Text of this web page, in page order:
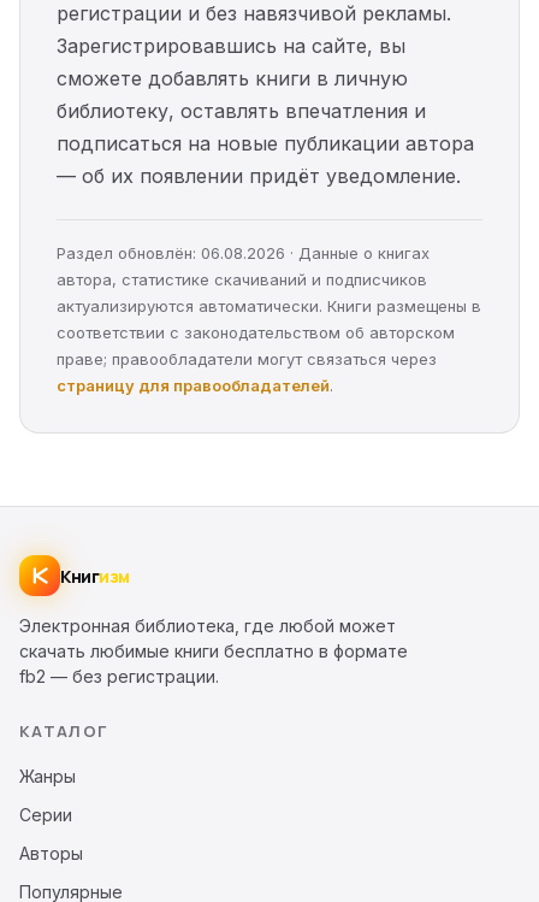
регистрации и без навязчивой рекламы.
Зарегистрировавшись на сайте, вы
сможете добавлять книги в личную
библиотеку, оставлять впечатления и
подписаться на новые публикации автора
— об их появлении придёт уведомление.
Раздел обновлён: 06.08.2026 · Данные о книгах
автора, статистике скачиваний и подписчиков
актуализируются автоматически. Книги размещены в
соответствии с законодательством об авторском
праве; правообладатели могут связаться через
страницу для правообладателей.
Книгизм
Электронная библиотека, где любой может
скачать любимые книги бесплатно в формате
fb2 — без регистрации.
КАТАЛОГ
Жанры
Серии
Авторы
Популярные